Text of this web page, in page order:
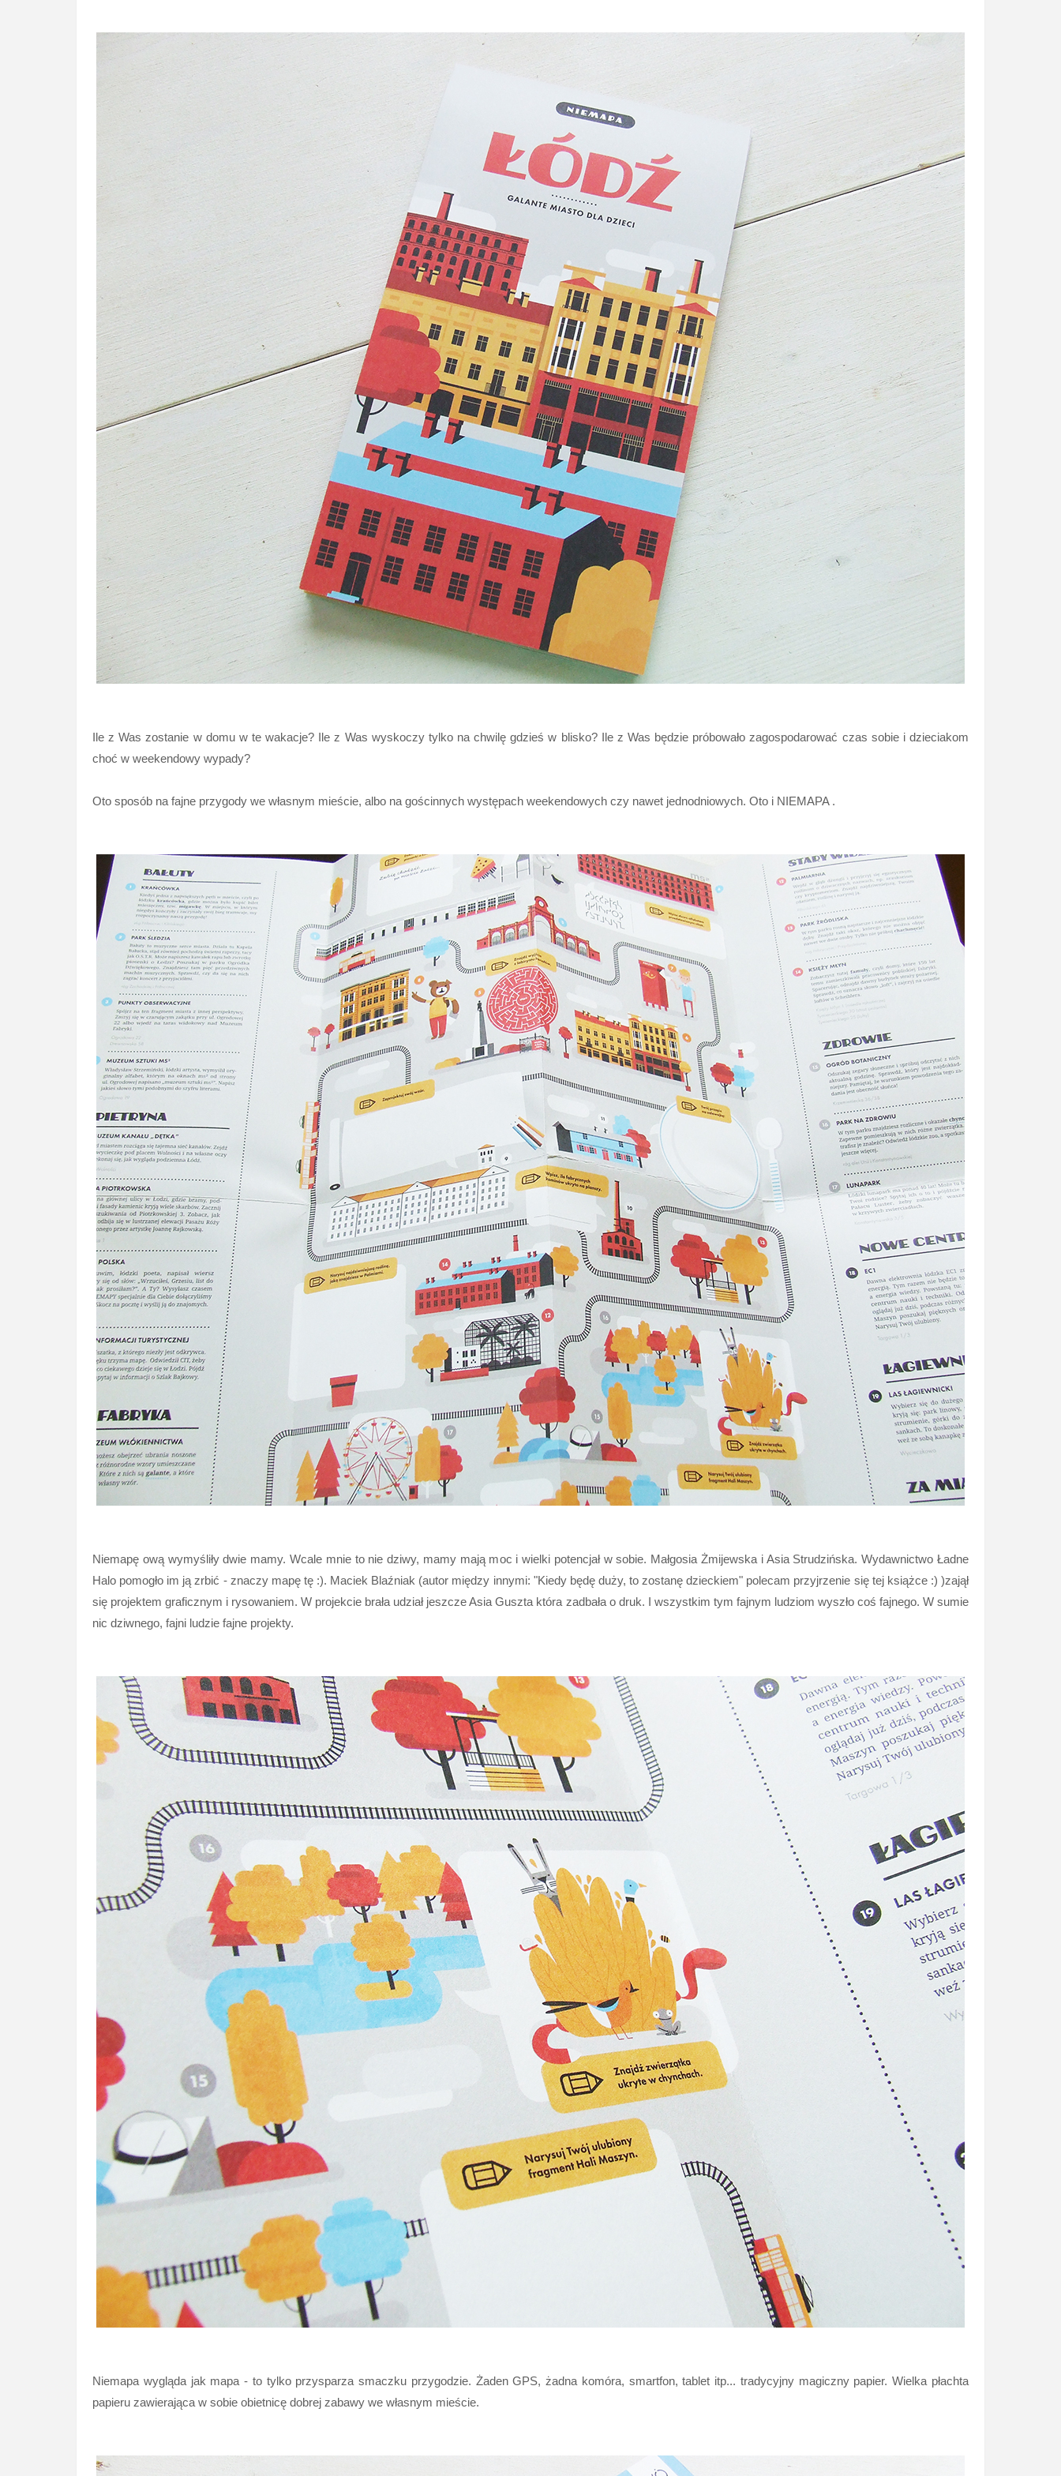
Ile z Was zostanie w domu w te wakacje? Ile z Was wyskoczy tylko na chwilę gdzieś w blisko? Ile z Was będzie próbowało zagospodarować czas sobie i dzieciakom
choć w weekendowy wypady?
Oto sposób na fajne przygody we własnym mieście, albo na gościnnych występach weekendowych czy nawet jednodniowych. Oto i NIEMAPA .
Niemapę ową wymyśliły dwie mamy. Wcale mnie to nie dziwy, mamy mają moc i wielki potencjał w sobie. Małgosia Żmijewska i Asia Strudzińska. Wydawnictwo Ładne
Halo pomogło im ją zrbić - znaczy mapę tę :). Maciek Blaźniak (autor między innymi: "Kiedy będę duży, to zostanę dzieckiem" polecam przyjrzenie się tej książce :) )zajął
się projektem graficznym i rysowaniem. W projekcie brała udział jeszcze Asia Guszta która zadbała o druk. I wszystkim tym fajnym ludziom wyszło coś fajnego. W sumie
nic dziwnego, fajni ludzie fajne projekty.
Niemapa wygląda jak mapa - to tylko przysparza smaczku przygodzie. Żaden GPS, żadna komóra, smartfon, tablet itp... tradycyjny magiczny papier. Wielka płachta
papieru zawierająca w sobie obietnicę dobrej zabawy we własnym mieście.